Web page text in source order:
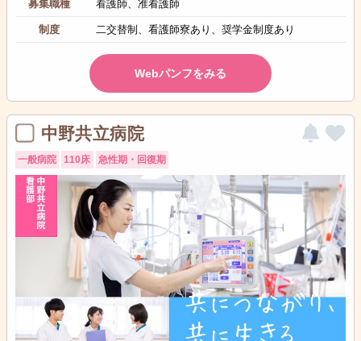
募集職種 看護師、准看護師
制度 二交替制、看護師寮あり、奨学金制度あり
Webパンフをみる
中野共立病院
一般病院 110床 急性期・回復期